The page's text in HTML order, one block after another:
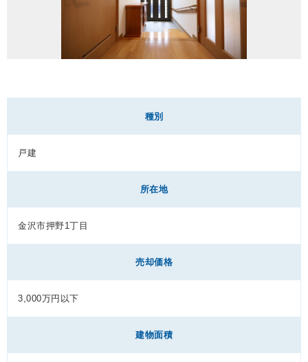
種別
戸建
所在地
金沢市押野1丁目
売却価格
3,000万円以下
建物面積